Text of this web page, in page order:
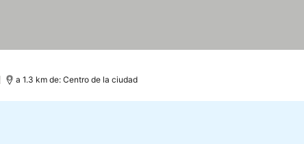
a 1.3 km de: Centro de la ciudad